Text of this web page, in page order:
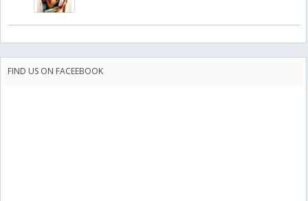
FIND US ON FACEEBOOK